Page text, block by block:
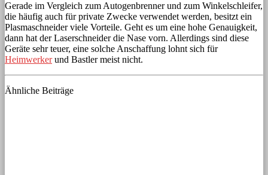
Gerade im Vergleich zum Autogenbrenner und zum Winkelschleifer,
die häufig auch für private Zwecke verwendet werden, besitzt ein
Plasmaschneider viele Vorteile. Geht es um eine hohe Genauigkeit,
dann hat der Laserschneider die Nase vorn. Allerdings sind diese
Geräte sehr teuer, eine solche Anschaffung lohnt sich für
Heimwerkerund Bastler meist nicht.
Ähnliche Beiträge